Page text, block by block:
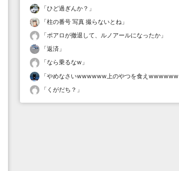
「ひど過ぎんか？ 」
「柱の番号 写真 撮らないとね 」
「ポアロが撤退して、ルノアールになったか 」
「返済 」
「なら乗るなw 」
「やめなさいwwwwww上のやつを食えwwwwww
「 くがだち？ 」